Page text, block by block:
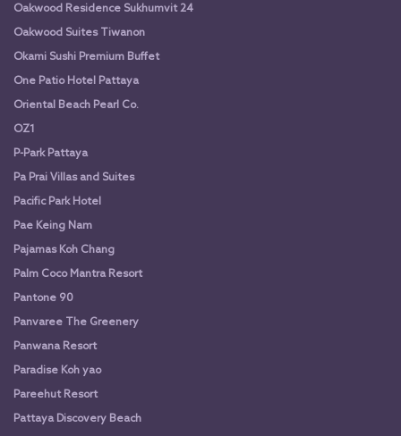
Oakwood Residence Sukhumvit 24
Oakwood Suites Tiwanon
Okami Sushi Premium Buffet
One Patio Hotel Pattaya
Oriental Beach Pearl Co.
OZ1
P-Park Pattaya
Pa Prai Villas and Suites
Pacific Park Hotel
Pae Keing Nam
Pajamas Koh Chang
Palm Coco Mantra Resort
Pantone 90
Panvaree The Greenery
Panwana Resort
Paradise Koh yao
Pareehut Resort
Pattaya Discovery Beach